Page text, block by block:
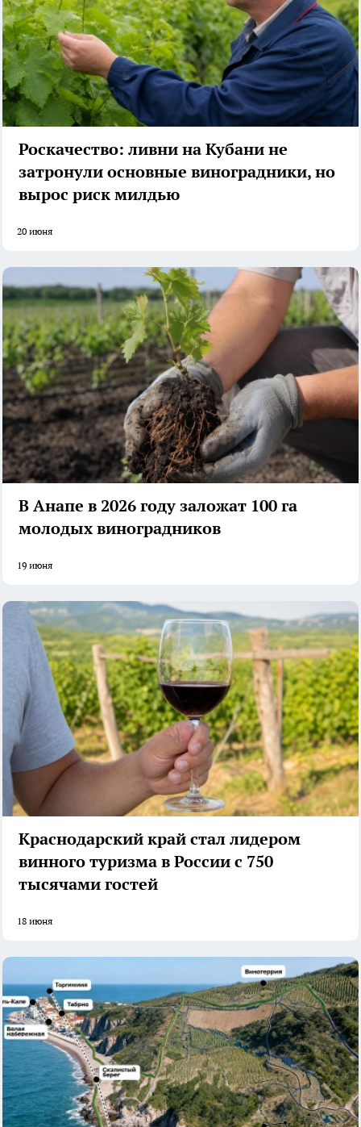
Роскачество: ливни на Кубани не
затронули основные виноградники, но
вырос риск милдью
20 июня
В Анапе в 2026 году заложат 100 га
молодых виноградников
19 июня
Краснодарский край стал лидером
винного туризма в России с 750
тысячами гостей
18 июня